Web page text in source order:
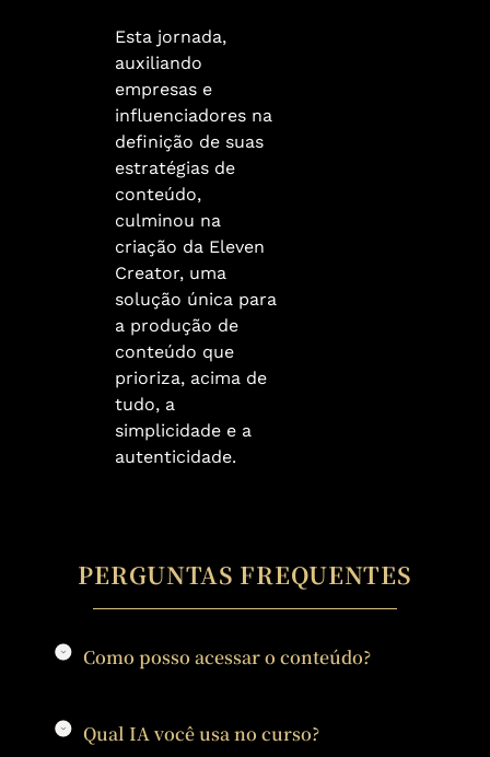
Esta jornada,
auxiliando
empresas e
influenciadores na
definição de suas
estratégias de
conteúdo,
culminou na
criação da Eleven
Creator, uma
solução única para
a produção de
conteúdo que
prioriza, acima de
tudo, a
simplicidade e a
autenticidade.
PERGUNTAS FREQUENTES
Como posso acessar o conteúdo?
Qual IA você usa no curso?